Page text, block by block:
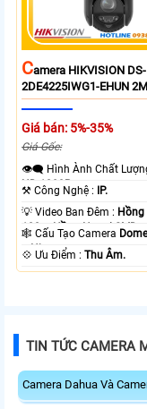
CAmera HIKVISION DS-
2DE4225IWG1-EHUN
Giá bán: 5%-35%
Giá Gốc:
👁️‍🗨 Hình Ành Chất
HD 1080P .
⚒ Công Nghệ :
IP.
💡 Video Ban Đêm :
100m Hồng Ngoại SMD.
🕸️ Cấu Tạo Camera
+ Nhựa.
️💠 Ưu Điểm :Thu Âm.
TIN TỨC CAMERA
Camera Dahua Và